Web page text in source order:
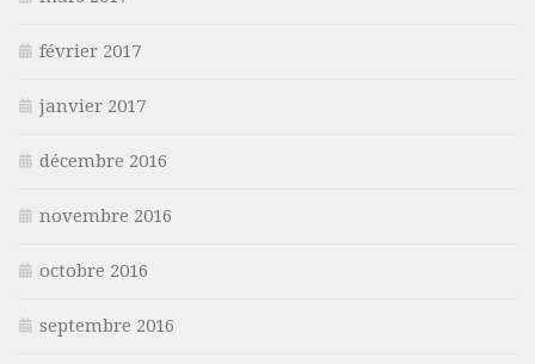
février 2017
janvier 2017
décembre 2016
novembre 2016
octobre 2016
septembre 2016